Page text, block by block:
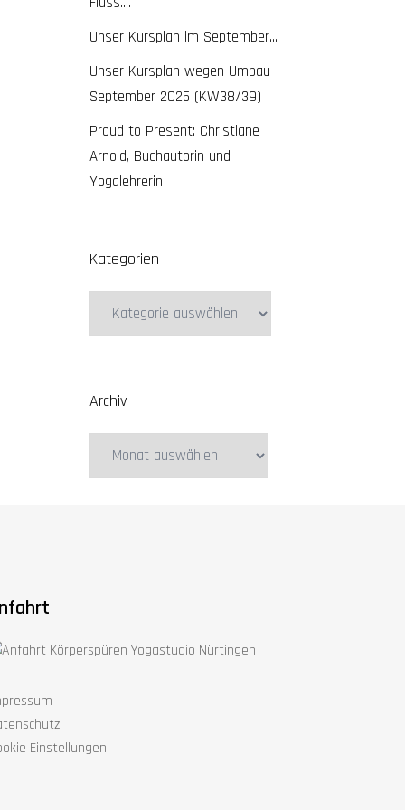
Unser Kursplan im September…
Unser Kursplan wegen Umbau
September 2025 (KW38/39)
Proud to Present: Christiane
Arnold, Buchautorin und
Yogalehrerin
Kategorien
Archiv
Einstellungen